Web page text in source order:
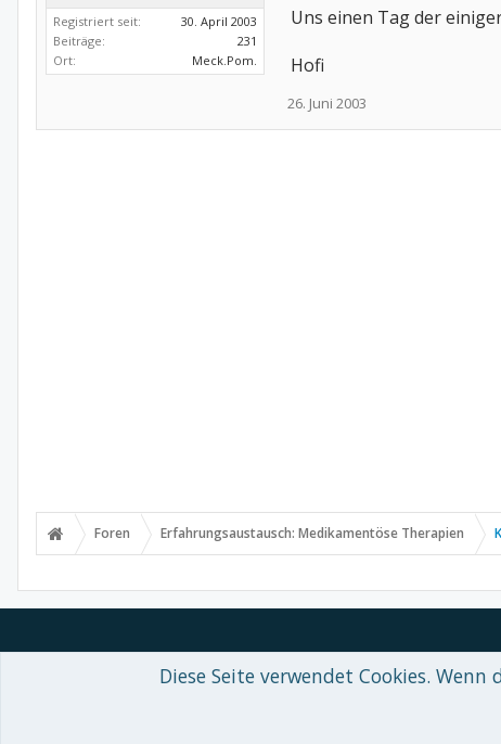
Registriert seit:
30. April 2003
Beiträge:
231
Ort:
Meck.Pom.
Uns einen Tag der
Hofi
26. Juni 2003
Foren Erfahrungsaustausch: Medikamentöse Therapien
Forum software by XenForo™© 2010-2018 XenForo Ltd.-Deutsch von
Diese Seite verwendet Cookies.